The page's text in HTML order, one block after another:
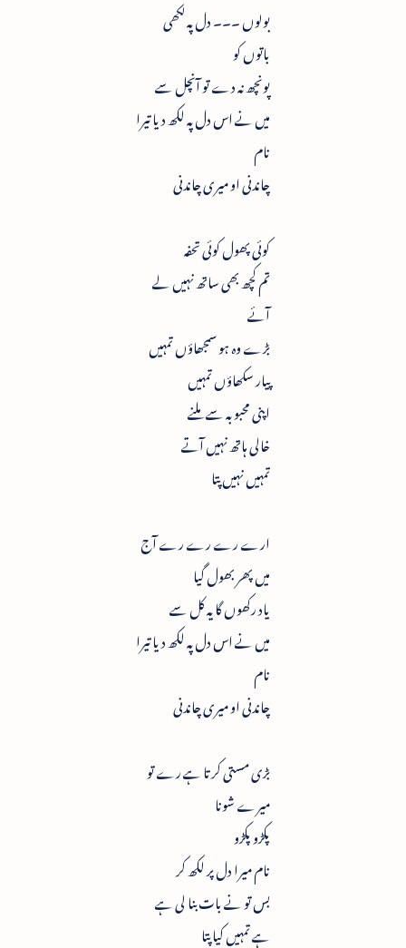
بولوں ۔۔۔ دل پہ لکھی
باتوں کو
پونچھ نہ دے تو آنچل سے
میں نے اس دل پہ لکھ دیا تیرا
نام
چاندنی او میری چاندنی
کوئی پھول کوئی تحفہ
تم کچھ بھی ساتھ نہیں لے
آئے
بڑے وہ ہو سمجھاؤں تمہیں
پیار سکھاؤں تمہیں
اپنی محبوبہ سے ملنے
خالی ہاتھ نہیں آتے
تمہیں نہیں پتا
ارے رے رے رے آج
میں پھر بھول گیا
یاد رکھوں گا یہ کل سے
میں نے اس دل پہ لکھ دیا تیرا
نام
چاندنی او میری چاندنی
بڑی مستی کرتا ہے رے تو
میرے شونا
پکڑو پکڑو
نام میرا دل پر لکھ کر
بس تو نے بات بنا لی ہے
ہے تمہیں کیا پتا